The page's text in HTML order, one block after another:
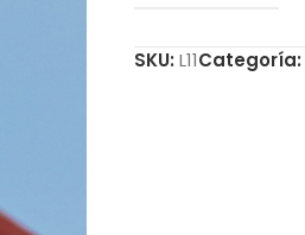
SKU: L11Categoría: